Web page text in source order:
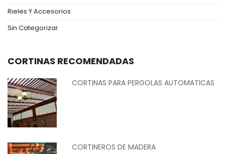
Rieles Y Accesorios
Sin Categorizar
CORTINAS RECOMENDADAS
CORTINAS PARA PERGOLAS AUTOMATICAS
CORTINEROS DE MADERA